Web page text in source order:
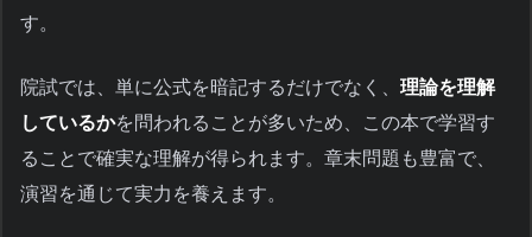
す。
院試では、単に公式を暗記するだけでなく、 理論を理解
しているかを問われることが多いため、この本で学習す
ることで確実な理解が得られます。章末問題も豊富で、
演習を通じて実力を養えます。